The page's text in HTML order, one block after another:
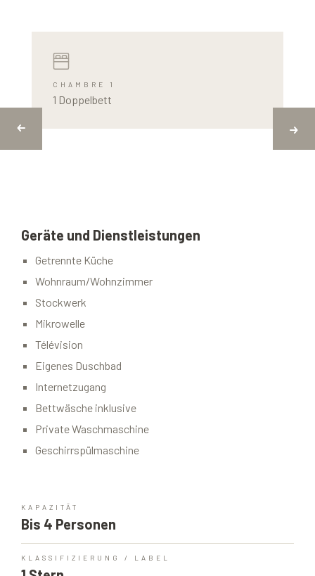
CHAMBRE 1
1 Doppelbett
Geräte und Dienstleistungen
Getrennte Küche
Wohnraum/Wohnzimmer
Stockwerk
Mikrowelle
Télévision
Eigenes Duschbad
Internetzugang
Bettwäsche inklusive
Private Waschmaschine
Geschirrspülmaschine
KAPAZITÄT
Bis 4 Personen
KLASSIFIZIERUNG / LABEL